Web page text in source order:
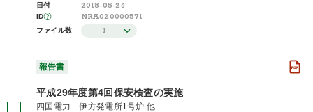
日付 2018-05-24
ID NRA020000571
ファイル数 1
報告書
平成29年度第4回保安検査の実施
四国電力 伊方発電所1号炉 他